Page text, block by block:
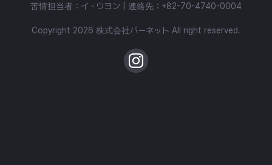
苦情担当者：イ・ウヨン | 連絡先： +82-70-4740-0004
Copyright 2026 株式会社バーネット All right reserved.